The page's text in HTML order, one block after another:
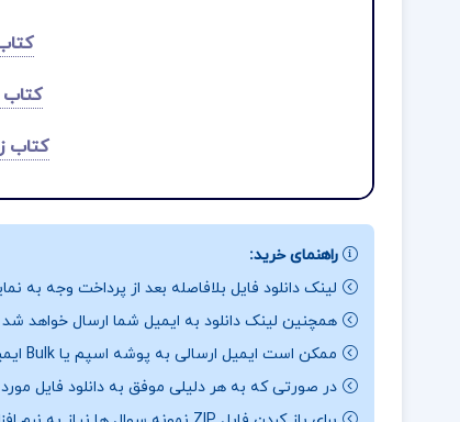
کتاب
کتاب
راهنمای خرید:
لینک دانلود فایل بلافاصله بعد از پرداخت وجه به
همچنین لینک دانلود به ایمیل شما ارسال خواهد
ممکن است ایمیل ارسالی به پوشه اسپم یا Bulk ایمیل شما ارسال شده باشد.
در صورتی که به هر دلیلی موفق به دانلود فایل